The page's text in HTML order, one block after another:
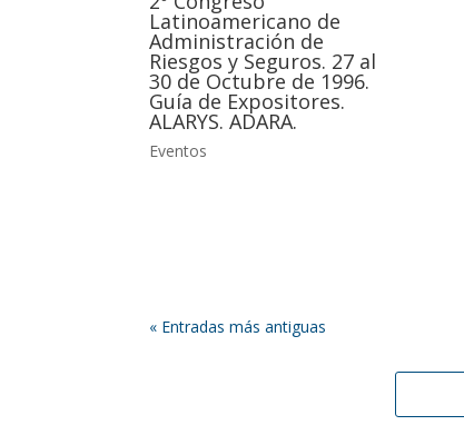
Latinoamericano de
Administración de
Riesgos y Seguros. 27 al
30 de Octubre de 1996.
Guía de Expositores.
ALARYS. ADARA.
Eventos
« Entradas más antiguas